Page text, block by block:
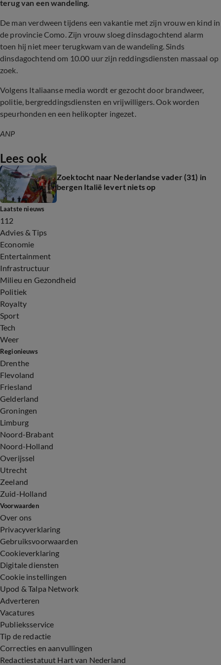
terug van een wandeling.
De man verdween tijdens een vakantie met zijn vrouw en kind in
de provincie Como. Zijn vrouw sloeg dinsdagochtend alarm
toen hij niet meer terugkwam van de wandeling. Sinds
dinsdagochtend om 10.00 uur zijn reddingsdiensten massaal op
zoek.
Volgens Italiaanse media wordt er gezocht door brandweer,
politie, bergreddingsdiensten en vrijwilligers. Ook worden
speurhonden en een helikopter ingezet.
ANP
Lees ook
Zoektocht naar Nederlandse vader (31) in
bergen Italië levert niets op
Laatste nieuws
112
Advies & Tips
Economie
Entertainment
Infrastructuur
Milieu en Gezondheid
Politiek
Royalty
Sport
Tech
Weer
Regionieuws
Drenthe
Flevoland
Friesland
Gelderland
Groningen
Limburg
Noord-Brabant
Noord-Holland
Overijssel
Utrecht
Zeeland
Zuid-Holland
Voorwaarden
Over ons
Privacyverklaring
Gebruiksvoorwaarden
Cookieverklaring
Digitale diensten
Cookie instellingen
Upod & Talpa Network
Adverteren
Vacatures
Publieksservice
Tip de redactie
Correcties en aanvullingen
Redactiestatuut Hart van Nederland